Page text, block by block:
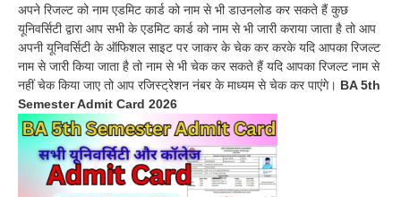
अपने रिजल्ट को नाम एडमिट कार्ड को नाम से भी डाउनलोड कर सकते हैं कुछ
यूनिवर्सिटी द्वारा आप सभी के एडमिट कार्ड को नाम से भी जारी कराया जाता है तो आप
अपनी यूनिवर्सिटी के ऑफिशल साइट पर जाकर के चेक कर करके यदि आपका रिजल्ट
नाम से जारी किया जाता है तो नाम से भी चेक कर सकते हैं यदि आपका रिजल्ट नाम से
नहीं चेक किया जाए तो आप रजिस्ट्रेशन नंबर के माध्यम से चेक कर पाएंगे। BA 5th
Semester Admit Card 2026